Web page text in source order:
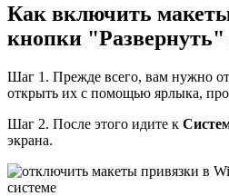
Как включить
кнопки "Развернуть"
Шаг 1. Прежде всего, вам нужно
открыть их с помощью ярлыка,
Шаг 2. После этого идите к
экрана.
системе